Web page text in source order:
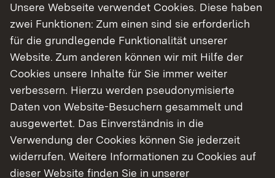
Klimaschutz geleistet.“
Oberbürgermeister Dr. Stefan Belz erklärte, dass
eine attraktive Fahrradroute durch die Stadt eine
Daueraufgabe sei: „Für die innerörtliche
Durchbindung hat die Stadt Böblingen mit dem
Umbau der Herrenberger Straße und des
Elbenplatzes bereits viel erreicht. Weitere
Ausbaumaßnahmen müssen wir jetzt gemeinsam
ausarbeiten, wie beispielsweise das
Radschnellweg-Kreuz auf der Hulb oder die
Unsere Webseite verwendet Cookies. Diese haben
zwei Funktionen: Zum einen sind sie erforderlich
für die grundlegende Funktionalität unserer
Website. Zum anderen können wir mit Hilfe der
Cookies unsere Inhalte für Sie immer weiter
verbessern. Hierzu werden pseudonymisierte
Daten von Website-Besuchern gesammelt und
ausgewertet. Das Einverständnis in die
Verwendung der Cookies können Sie jederzeit
widerrufen. Weitere Informationen zu Cookies auf
dieser Website finden Sie in unserer